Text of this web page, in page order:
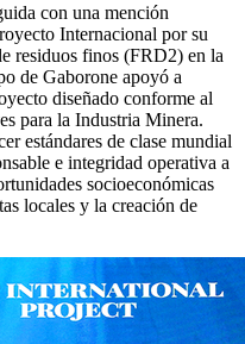
con una mención
Internacional por su
residuos finos (FRD2) en la
de Gaborone apoyó a
diseñado conforme al
para la Industria Minera.
estándares de clase mundial
e integridad operativa a
socioeconómicas
locales y la creación de